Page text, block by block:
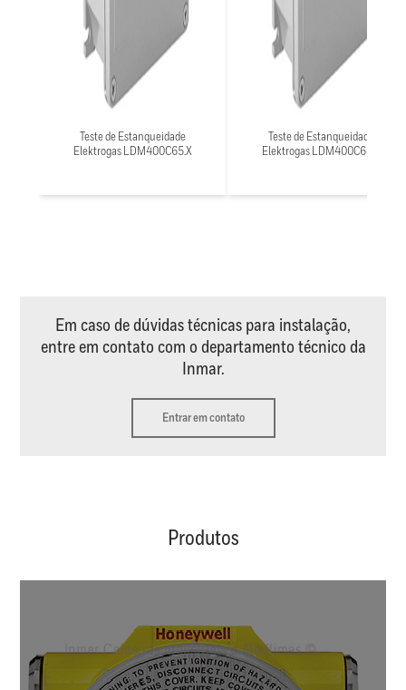
Teste de Estanqueidade
Elektrogas LDM400C65.X
Teste de Estanqueidade
Elektrogas LDM400C64.X
Em caso de dúvidas técnicas para instalação,
entre em contato com o departamento técnico da
Inmar.
Entrar em contato
Produtos